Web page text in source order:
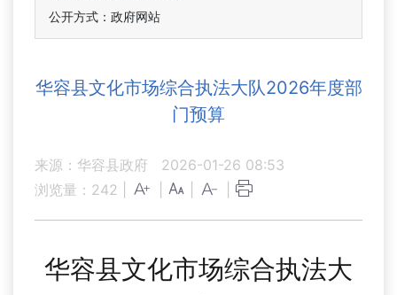
公开方式：政府网站
华容县文化市场综合执法大队2026年度部
门预算
来源：华容县政府
2026-01-26 08:53
浏览量： 242
华容县文化市场综合执法大